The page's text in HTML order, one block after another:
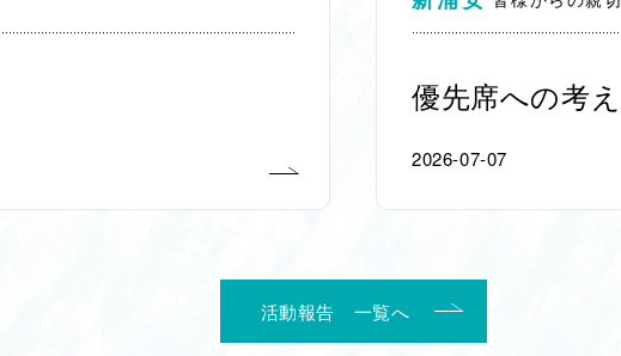
優先席への考
2026-07-07
活動報告 一覧へ